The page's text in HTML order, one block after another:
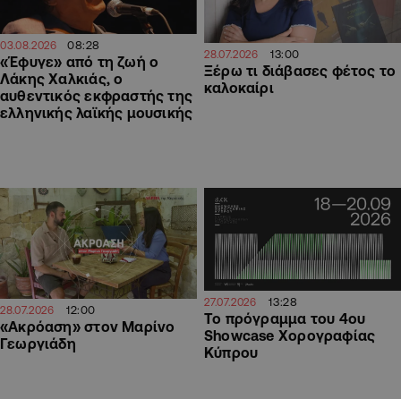
03.08.2026 08:28
«Έφυγε» από τη ζωή ο
Λάκης Χαλκιάς, ο
αυθεντικός εκφραστής της
ελληνικής λαϊκής μουσικής
28.07.2026 13:00
Ξέρω τι διάβασες φέτος το
καλοκαίρι
28.07.2026 12:00
«Ακρόαση» στον Μαρίνο
Γεωργιάδη
27.07.2026 13:28
Το πρόγραμμα του 4ου
Showcase Χορογραφίας
Κύπρου